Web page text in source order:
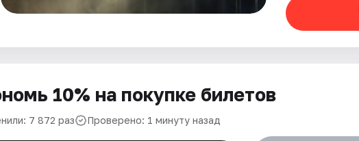
10% на покупке билетов
7 872 раз Проверено: 1 минуту назад